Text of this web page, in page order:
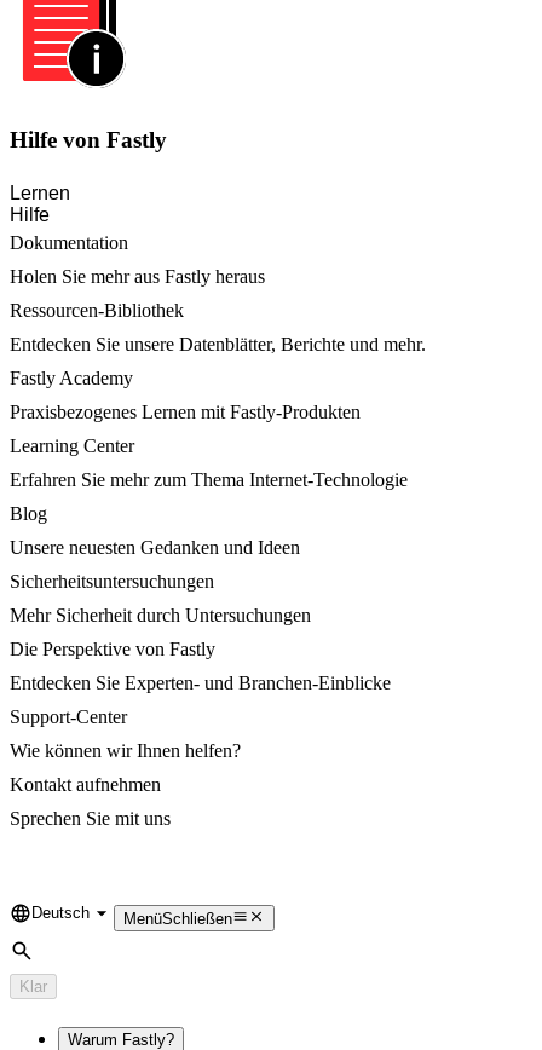
Hilfe von Fastly
Lernen
Hilfe
Dokumentation
Holen Sie mehr aus Fastly heraus
Ressourcen-Bibliothek
Entdecken Sie unsere Datenblätter, Berichte und mehr.
Fastly Academy
Praxisbezogenes Lernen mit Fastly-Produkten
Learning Center
Erfahren Sie mehr zum Thema Internet-Technologie
Blog
Unsere neuesten Gedanken und Ideen
Sicherheitsuntersuchungen
Mehr Sicherheit durch Untersuchungen
Die Perspektive von Fastly
Entdecken Sie Experten- und Branchen-Einblicke
Support-Center
Wie können wir Ihnen helfen?
Kontakt aufnehmen
Sprechen Sie mit uns
Language
Deutsch MenüSchließen
Suche
Klar
Warum Fastly?